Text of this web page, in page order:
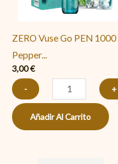
ZERO Vuse Go PEN 1000
Pepper...
3,00€
-
Ice
cantidad
+
Añadir Al Carrito